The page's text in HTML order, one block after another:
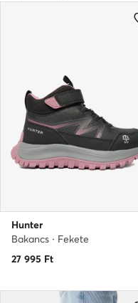
Hunter
Bakancs · Fekete
27 995 Ft